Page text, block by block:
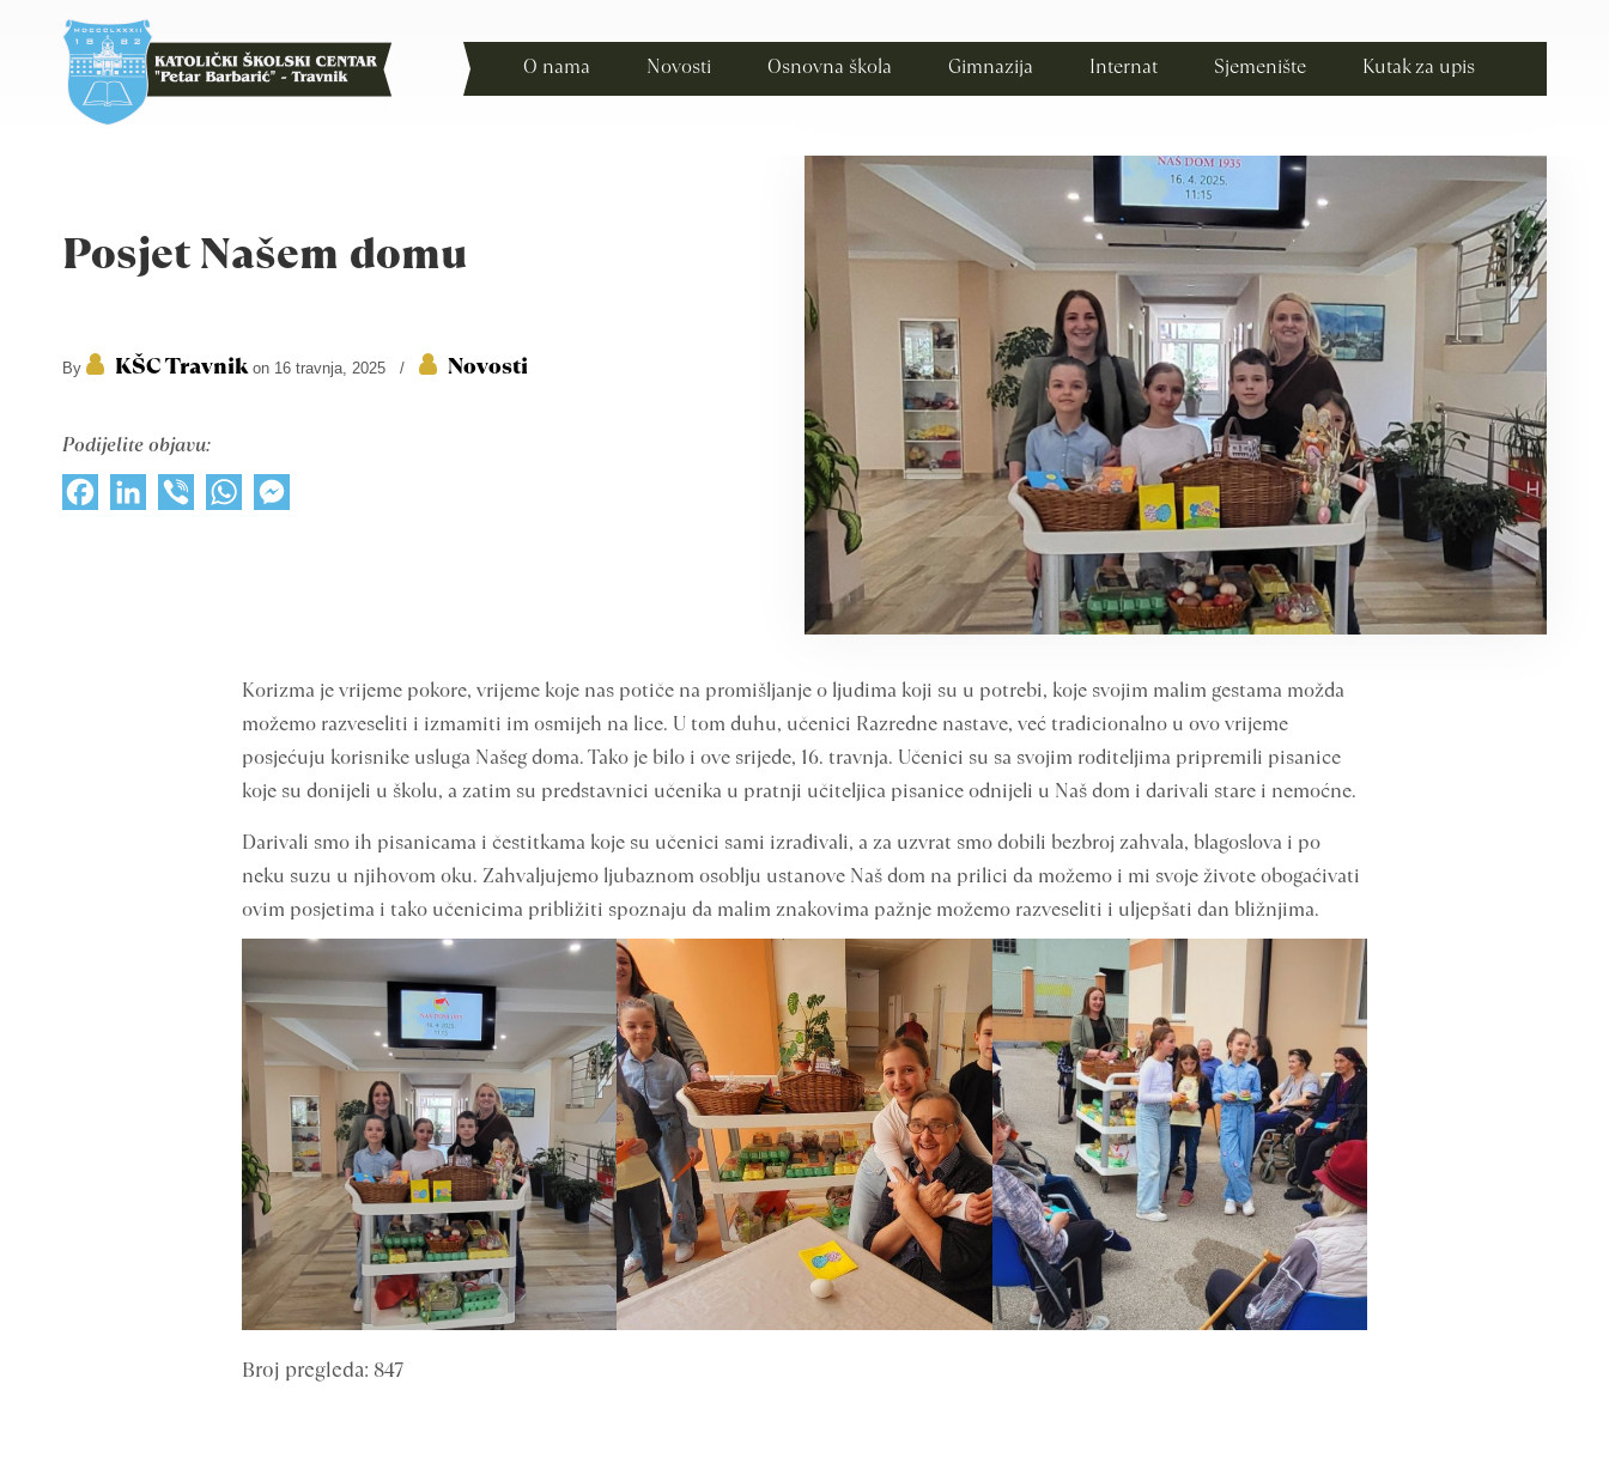
O nama Novosti Osnovna škola Gimnazija Internat Sjemenište Kutak za upis
Posjet Našem domu
By KŠC Travnikon 16 travnja, 2025 / Novosti
Podijelite objavu:
FacebookLinkedInViber WhatsApp
Korizma je vrijeme pokore, vrijeme koje nas potiče na promišljanje o ljudima koji su u potrebi, koje svojim malim gestama možda
možemo razveseliti i izmamiti im osmijeh na lice. U tom duhu, učenici Razredne nastave, već tradicionalno u ovo vrijeme
posjećuju korisnike usluga Našeg doma. Tako je bilo i ove srijede, 16. travnja. Učenici su sa svojim roditeljima pripremili pisanice
koje su donijeli u školu, a zatim su predstavnici učenika u pratnji učiteljica pisanice odnijeli u Naš dom i darivali stare i nemoćne.
Darivali smo ih pisanicama i čestitkama koje su učenici sami izrađivali, a za uzvrat smo dobili bezbroj zahvala, blagoslova i po
neku suzu u njihovom oku. Zahvaljujemo ljubaznom osoblju ustanove Naš dom na prilici da možemo i mi svoje živote obogaćivati
ovim posjetima i tako učenicima približiti spoznaju da malim znakovima pažnje možemo razveseliti i uljepšati dan bližnjima.
Broj pregleda: 847